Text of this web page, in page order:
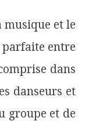
musique et le
parfaite entre
dans
danseurs et
groupe et de